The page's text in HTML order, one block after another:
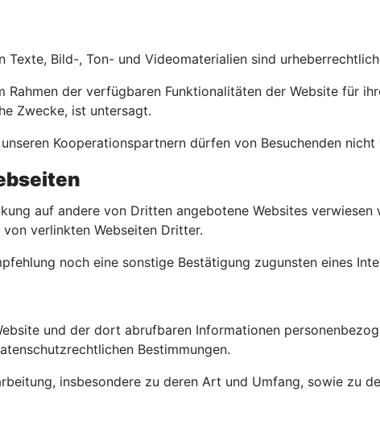
Texte, Bild-, Ton- und Videomaterialien sind
Rahmen der verfügbaren Funktionalitäten der Website für
Zwecke, ist untersagt.
Kooperationspartnern dürfen von Besuchenden
auf andere von Dritten angebotene Websites
verlinkten Webseiten Dritter.
noch eine sonstige Bestätigung zugunsten eines
und der dort abrufbaren Informationen
Bestimmungen.
insbesondere zu deren Art und Umfang, sowie zu